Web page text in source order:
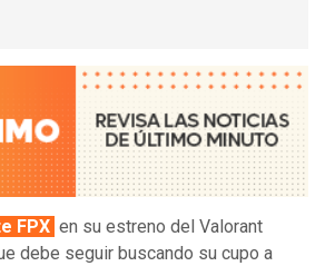
FPX en su estreno del Valorant
debe seguir buscando su cupo a